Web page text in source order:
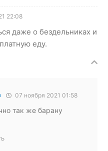
22:08
даже о бездельниках и
еду.
07 ноября 2021 01:58
так же барану